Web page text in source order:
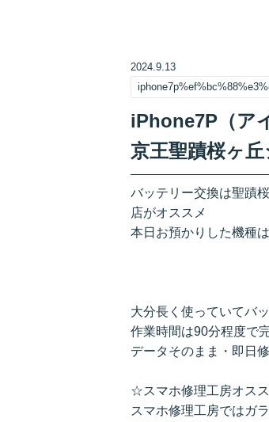
2024.9.13
iPhone7P（ア
京王聖蹟桜ヶ
バッテリー交換は聖蹟
店がオススメ
本日お預かりした機種
大分長く使っていてバ
作業時間は90分程度で
データそのまま・即日
☆スマホ修理工房オス
スマホ修理工房ではガ